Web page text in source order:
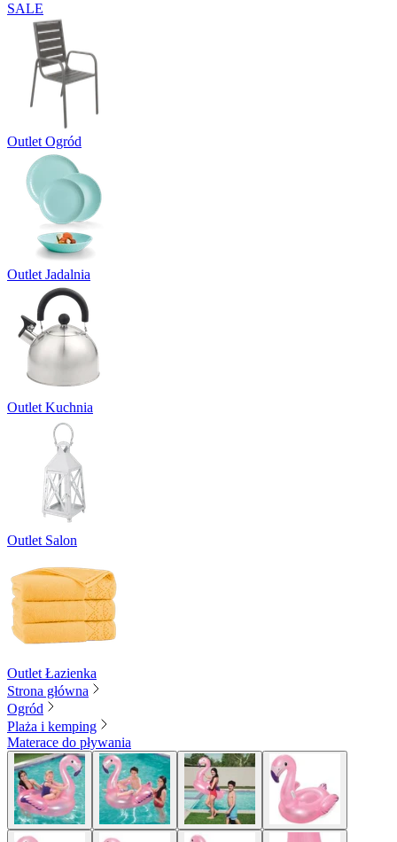
SALE
Outlet Ogród
Outlet Jadalnia
Outlet Kuchnia
Outlet Salon
Outlet Łazienka
Strona główna
Ogród
Plaża i kemping
Materace do pływania